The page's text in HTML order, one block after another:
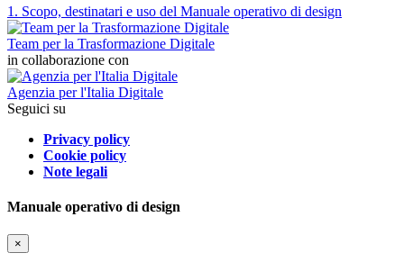
1. Scopo, destinatari e uso del Manuale operativo di design
Team per la Trasformazione Digitale
in collaborazione con
Agenzia per l'Italia Digitale
Seguici su
Privacy policy
Cookie policy
Note legali
Manuale operativo di design
×